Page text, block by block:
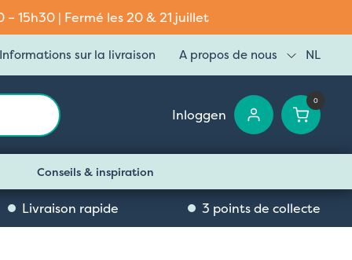
15h30 | Fermé les 20 & 21 juillet
Informations sur la livraison A propos de nous NL
Inloggen
0
Conseils & inspiration
Livraison rapide 3 points de collecte